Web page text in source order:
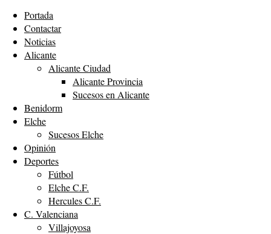
Portada
Contactar
Noticias
Alicante
Alicante Ciudad
Alicante Provincia
Sucesos en Alicante
Benidorm
Elche
Sucesos Elche
Opinión
Deportes
Fútbol
Elche C.F.
Hercules C.F.
C. Valenciana
Villajoyosa